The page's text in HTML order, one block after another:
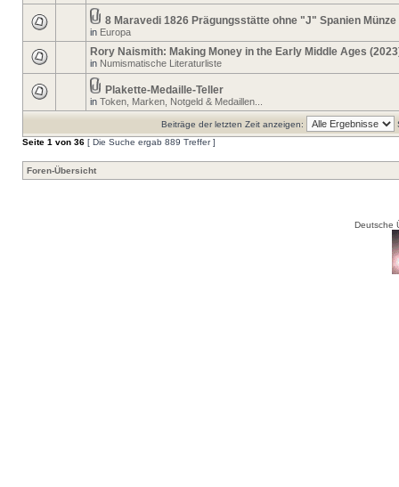
8 Maravedi 1826 Prägungsstätte ohne "J" Spanien Münze
in Europa
Rory Naismith: Making Money in the Early Middle Ages
in Numismatische Literaturliste
Plakette-Medaille-Teller
in Token, Marken, Notgeld & Medaillen...
Beiträge der letzten Zeit anzeigen:
Seite 1 von 36 [ Die Suche ergab 889 Treffer ]
Foren-Übersicht
Deutsche